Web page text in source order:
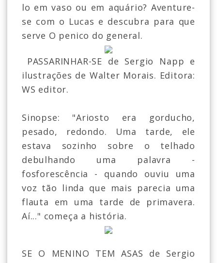
lo em vaso ou em aquário? Aventure-
se com o Lucas e descubra para que
serve O penico do general.
PASSARINHAR-SE de Sergio Napp e
ilustrações de Walter Morais. Editora:
WS editor.
Sinopse: "Ariosto era gorducho,
pesado, redondo. Uma tarde, ele
estava sozinho sobre o telhado
debulhando uma palavra -
fosforescência - quando ouviu uma
voz tão linda que mais parecia uma
flauta em uma tarde de primavera.
Aí..." começa a história.
SE O MENINO TEM ASAS de Sergio